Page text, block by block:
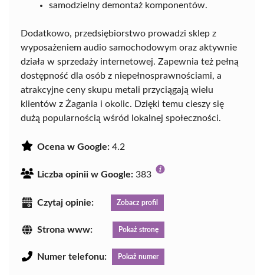
samodzielny demontaż komponentów.
Dodatkowo, przedsiębiorstwo prowadzi sklep z
wyposażeniem audio samochodowym oraz aktywnie
działa w sprzedaży internetowej. Zapewnia też pełną
dostępność dla osób z niepełnosprawnościami, a
atrakcyjne ceny skupu metali przyciągają wielu
klientów z Żagania i okolic. Dzięki temu cieszy się
dużą popularnością wśród lokalnej społeczności.
Ocena w Google: 4.2
Liczba opinii w Google: 383
Czytaj opinie: Zobacz profil
Strona www: Pokaż stronę
Numer telefonu: Pokaż numer